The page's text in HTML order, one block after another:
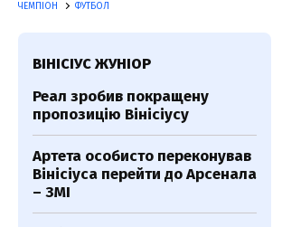
ЧЕМПІОН ФУТБОЛ
ВІНІСІУС ЖУНІОР
Реал зробив покращену
пропозицію Вінісіусу
Артета особисто переконував
Вінісіуса перейти до Арсенала
– ЗМІ